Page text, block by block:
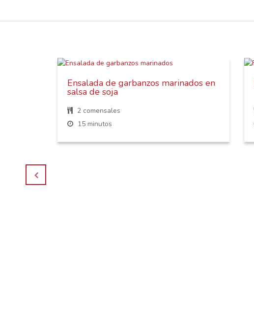
Ensalada de garbanzos marinados en
salsa de soja
2 comensales
15 minutos